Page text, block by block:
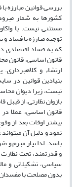
بررسی قوانین مبارزه
کشورها به شمار
مستثنی نیست. با
توجیه مبارزه با فساد
که به فساد اقتصادی
قانون اساسی، قانون
ارتشاء و
بنیادین قوانین در
نیست، زیرا دیوان
قانون اساسی، عملا
بیشتر اوقات بعد از
نمود و دلیل آن
باشد. لذا نیاز مبرم و
و قدرتمند، تحت
سیاسی، تشکیلاتی و
بدون مصلحت با